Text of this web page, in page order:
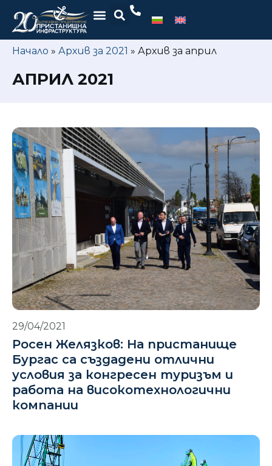
Начало » Архив за 2021 » Архив за април
АПРИЛ 2021
29/04/2021
Росен Желязков: На пристанище
Бургас са създадени отлични
условия за конгресен туризъм и
работа на високотехнологични
компании